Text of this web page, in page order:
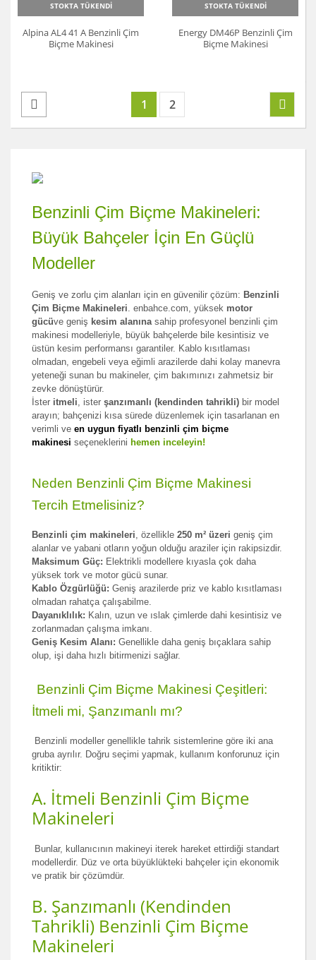
STOKTA TÜKENDİ
Alpina AL4 41 A Benzinli Çim
Biçme Makinesi
STOKTA TÜKENDİ
Energy DM46P Benzinli Çim
Biçme Makinesi
1 2
Benzinli Çim Biçme Makineleri:
Büyük Bahçeler İçin En Güçlü
Modeller
Geniş ve zorlu çim alanları için en güvenilir çözüm: Benzinli
Çim Biçme Makineleri. enbahce.com, yüksek motor
gücüve geniş kesim alanınasahip profesyonel benzinli çim
makinesi modelleriyle, büyük bahçelerde bile kesintisiz ve
üstün kesim performansı garantiler. Kablo kısıtlaması
olmadan, engebeli veya eğimli arazilerde dahi kolay manevra
yeteneği sunan bu makineler, çim bakımınızı zahmetsiz bir
zevke dönüştürür.
İster itmeli, ister şanzımanlı (kendinden tahrikli) bir model
arayın; bahçenizi kısa sürede düzenlemek için tasarlanan en
verimli ve en uygun fiyatlı benzinli çim biçme
makinesi seçeneklerini hemen inceleyin!
Neden Benzinli Çim Biçme Makinesi
Tercih Etmelisiniz?
Benzinli çim makineleri, özellikle 250 m² üzeri geniş çim
alanlar ve yabani otların yoğun olduğu araziler için rakipsizdir.
Maksimum Güç: Elektrikli modellere kıyasla çok daha
yüksek tork ve motor gücü sunar.
Kablo Özgürlüğü: Geniş arazilerde priz ve kablo kısıtlaması
olmadan rahatça çalışabilme.
Dayanıklılık: Kalın, uzun ve ıslak çimlerde dahi kesintisiz ve
zorlanmadan çalışma imkanı.
Geniş Kesim Alanı: Genellikle daha geniş bıçaklara sahip
olup, işi daha hızlı bitirmenizi sağlar.
Benzinli Çim Biçme Makinesi Çeşitleri:
İtmeli mi, Şanzımanlı mı?
Benzinli modeller genellikle tahrik sistemlerine göre iki ana
gruba ayrılır. Doğru seçimi yapmak, kullanım konforunuz için
kritiktir:
A. İtmeli Benzinli Çim Biçme
Makineleri
Bunlar, kullanıcının makineyi iterek hareket ettirdiği standart
modellerdir. Düz ve orta büyüklükteki bahçeler için ekonomik
ve pratik bir çözümdür.
B. Şanzımanlı (Kendinden
Tahrikli) Benzinli Çim Biçme
Makineleri